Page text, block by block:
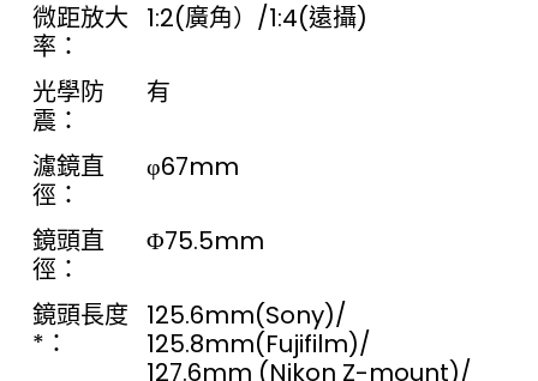
微距放大
率：
1:2(廣角）/1:4(遠攝)
光學防
震：
有
濾鏡直
徑：
φ67mm
鏡頭直
徑：
Φ75.5mm
鏡頭長度
*：
125.6mm(Sony)/
125.8mm(Fujifilm)/
127.6mm (Nikon Z-mount)/